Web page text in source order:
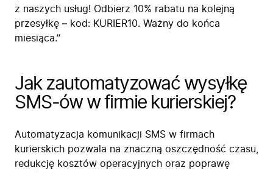
z naszych usług! Odbierz 10% rabatu na kolejną
przesyłkę – kod: KURIER10. Ważny do końca
miesiąca.”
Jak zautomatyzować wysyłkę
SMS-ów w firmie kurierskiej?
Automatyzacja komunikacji SMS w firmach
kurierskich pozwala na znaczną oszczędność czasu,
redukcję kosztów operacyjnych oraz poprawę